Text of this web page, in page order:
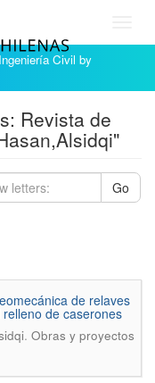
Civil by
Revista de
Go
de relaves
de caserones
. Obras y proyectos